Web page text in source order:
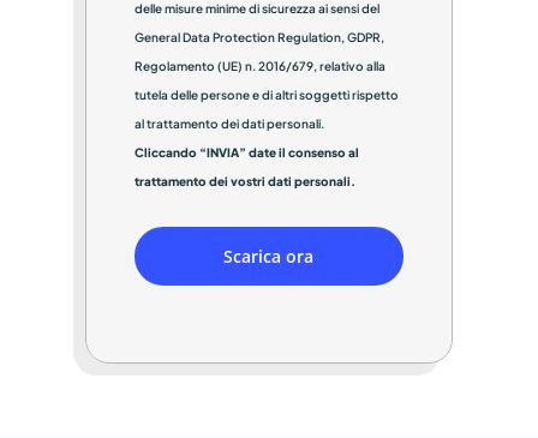
delle misure minime di sicurezza ai sensi del
General Data Protection Regulation, GDPR,
Regolamento (UE) n. 2016/679, relativo alla
tutela delle persone e di altri soggetti rispetto
al trattamento dei dati personali.
Cliccando “INVIA” date il consenso al
trattamento dei vostri dati personali.
Scarica ora